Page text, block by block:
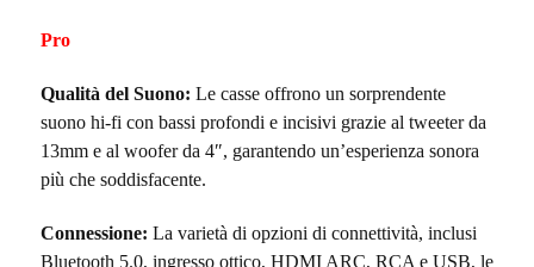
Pro
Qualità del Suono: Le casse offrono un sorprendente
suono hi-fi con bassi profondi e incisivi grazie al tweeter da
13mm e al woofer da 4″, garantendo un’esperienza sonora
più che soddisfacente.
Connessione: La varietà di opzioni di connettività, inclusi
Bluetooth 5.0, ingresso ottico, HDMI ARC, RCA e USB, le